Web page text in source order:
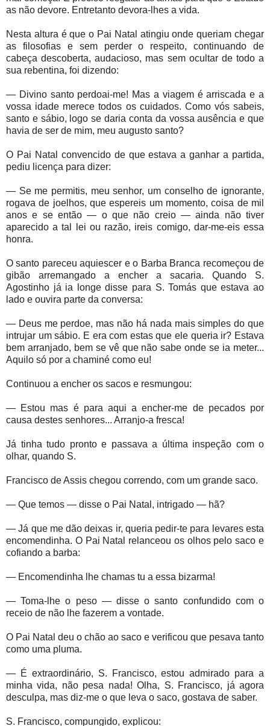
as não devore. Entretanto devora-lhes a vida.
Nesta altura é que o Pai Natal atingiu onde queriam chegar
as filosofias e sem perder o respeito, continuando de
cabeça descoberta, audacioso, mas sem ocultar de todo a
sua rebentina, foi dizendo:
— Divino santo perdoai-me! Mas a viagem é arriscada e a
vossa idade merece todos os cuidados. Como vós sabeis,
santo e sábio, logo se daria conta da vossa ausência e que
havia de ser de mim, meu augusto santo?
O Pai Natal convencido de que estava a ganhar a partida,
pediu licença para dizer:
— Se me permitis, meu senhor, um conselho de ignorante,
rogava de joelhos, que espereis um momento, coisa de mil
anos e se então — o que não creio — ainda não tiver
aparecido a tal lei ou razão, ireis comigo, dar-me-eis essa
honra.
O santo pareceu aquiescer e o Barba Branca recomeçou de
gibão arremangado a encher a sacaria. Quando S.
Agostinho já ia longe disse para S. Tomás que estava ao
lado e ouvira parte da conversa:
— Deus me perdoe, mas não há nada mais simples do que
intrujar um sábio. E era com estas que ele queria ir? Estava
bem arranjado, bem se vê que não sabe onde se ia meter...
Aquilo só por a chaminé como eu!
Continuou a encher os sacos e resmungou:
— Estou mas é para aqui a encher-me de pecados por
causa destes senhores... Arranjo-a fresca!
Já tinha tudo pronto e passava a última inspeção com o
olhar, quando S.
Francisco de Assis chegou correndo, com um grande saco.
— Que temos — disse o Pai Natal, intrigado — hã?
— Já que me dão deixas ir, queria pedir-te para levares esta
encomendinha. O Pai Natal relanceou os olhos pelo saco e
cofiando a barba:
— Encomendinha lhe chamas tu a essa bizarma!
— Toma-lhe o peso — disse o santo confundido com o
receio de não lhe fazerem a vontade.
O Pai Natal deu o chão ao saco e verificou que pesava tanto
como uma pluma.
— É extraordinário, S. Francisco, estou admirado para a
minha vida, não pesa nada! Olha, S. Francisco, já agora
desculpa, mas diz-me o que leva o saco, gostava de saber.
S. Francisco, compungido, explicou: